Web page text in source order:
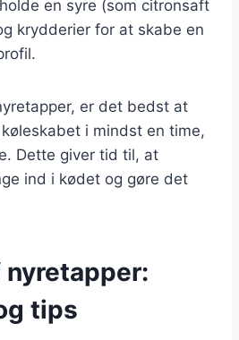
en syre (som citronsaft
krydderier for at skabe en
er det bedst at
i mindst en time,
Dette giver tid til, at
ind i kødet og gøre det
tips